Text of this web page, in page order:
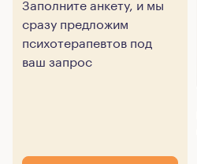
сразу предложим
психотерапевтов под
ваш запрос